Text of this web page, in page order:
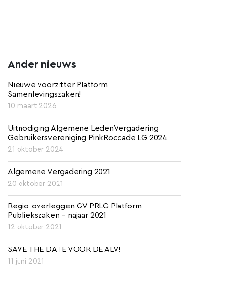
Ander nieuws
Nieuwe voorzitter Platform
Samenlevingszaken!
10 maart 2026
Uitnodiging Algemene LedenVergadering
Gebruikersvereniging PinkRoccade LG 2024
21 oktober 2024
Algemene Vergadering 2021
20 oktober 2021
Regio-overleggen GV PRLG Platform
Publiekszaken - najaar 2021
12 oktober 2021
SAVE THE DATE VOOR DE ALV!
11 juni 2021